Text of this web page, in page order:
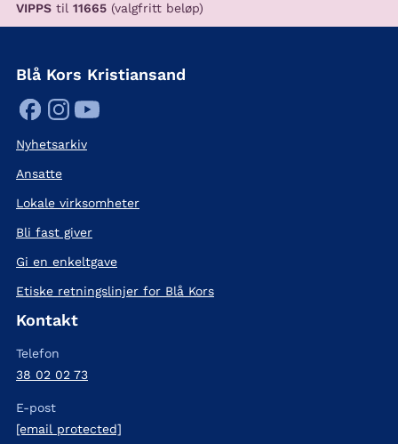
VIPPS til 11665 (valgfritt beløp)
Blå Kors Kristiansand
Nyhetsarkiv
Ansatte
Lokale virksomheter
Bli fast giver
Gi en enkeltgave
Etiske retningslinjer for Blå Kors
Kontakt
Telefon
38 02 02 73
E-post
[email protected]